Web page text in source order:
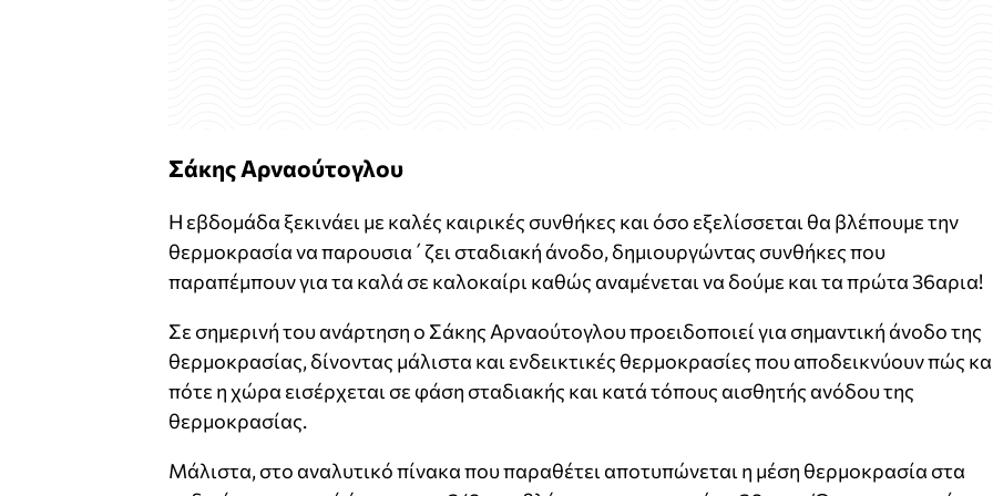
Σάκης Αρναούτογλου
Η εβδομάδα ξεκινάει με καλές καιρικές συνθήκες και όσο εξελίσσεται θα βλέπουμε την
θερμοκρασία να παρουσια΄ζει σταδιακή άνοδο, δημιουργώντας συνθήκες που
παραπέμπουν για τα καλά σε καλοκαίρι καθώς αναμένεται να δούμε και τα πρώτα 36αρια!
Σε σημερινή του ανάρτηση ο Σάκης Αρναούτογλου προειδοποιεί για σημαντική άνοδο της
θερμοκρασίας, δίνοντας μάλιστα και ενδεικτικές θερμοκρασίες που αποδεικνύουν πώς
πότε η χώρα εισέρχεται σε φάση σταδιακής και κατά τόπους αισθητής ανόδου της
θερμοκρασίας.
Μάλιστα, στο αναλυτικό πίνακα που παραθέτει αποτυπώνεται η μέση θερμοκρασία στα